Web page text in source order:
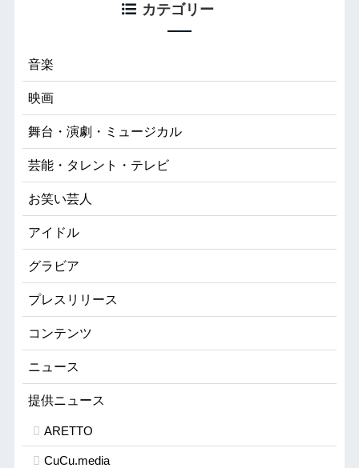
カテゴリー
音楽
映画
舞台・演劇・ミュージカル
芸能・タレント・テレビ
お笑い芸人
アイドル
グラビア
プレスリリース
コンテンツ
ニュース
提供ニュース
ARETTO
CuCu.media